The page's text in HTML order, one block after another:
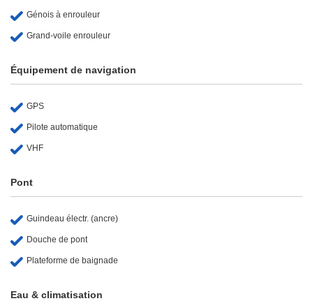
Génois à enrouleur
Grand-voile enrouleur
Équipement de navigation
GPS
Pilote automatique
VHF
Pont
Guindeau électr. (ancre)
Douche de pont
Plateforme de baignade
Eau & climatisation